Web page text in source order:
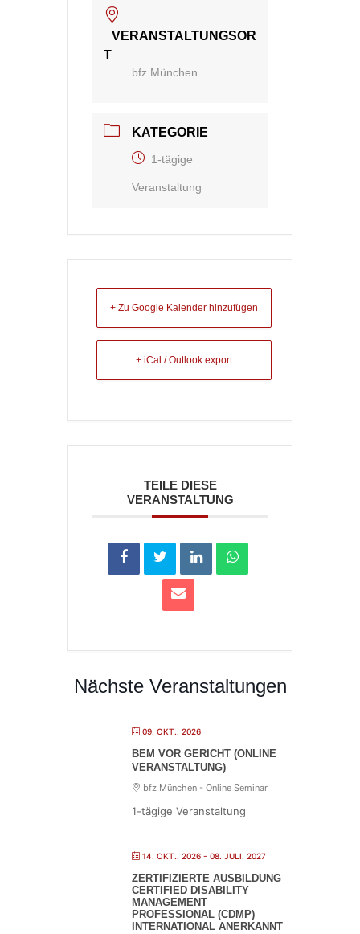
VERANSTALTUNGSOR
T
bfz München
KATEGORIE
1-tägige
Veranstaltung
+ Zu Google Kalender hinzufügen
+ iCal / Outlook export
TEILE DIESE
VERANSTALTUNG
Nächste Veranstaltungen
09. OKT.. 2026
BEM VOR GERICHT (ONLINE
VERANSTALTUNG)
bfz München - Online Seminar
1-tägige Veranstaltung
14. OKT.. 2026 - 08. JULI. 2027
ZERTIFIZIERTE AUSBILDUNG
CERTIFIED DISABILITY
MANAGEMENT
PROFESSIONAL (CDMP)
INTERNATIONAL ANERKANNT